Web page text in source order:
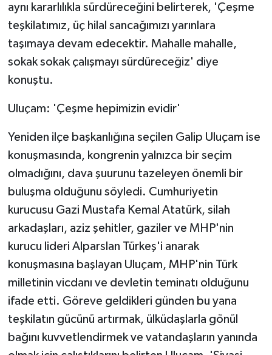
aynı kararlılıkla sürdüreceğini belirterek, 'Çeşme
teşkilatımız, üç hilal sancağımızı yarınlara
taşımaya devam edecektir. Mahalle mahalle,
sokak sokak çalışmayı sürdüreceğiz' diye
konuştu.
Uluçam: 'Çeşme hepimizin evidir'
Yeniden ilçe başkanlığına seçilen Galip Uluçam ise
konuşmasında, kongrenin yalnızca bir seçim
olmadığını, dava şuurunu tazeleyen önemli bir
buluşma olduğunu söyledi. Cumhuriyetin
kurucusu Gazi Mustafa Kemal Atatürk, silah
arkadaşları, aziz şehitler, gaziler ve MHP'nin
kurucu lideri Alparslan Türkeş'i anarak
konuşmasına başlayan Uluçam, MHP'nin Türk
milletinin vicdanı ve devletin teminatı olduğunu
ifade etti. Göreve geldikleri günden bu yana
teşkilatın gücünü artırmak, ülküdaşlarla gönül
bağını kuvvetlendirmek ve vatandaşların yanında